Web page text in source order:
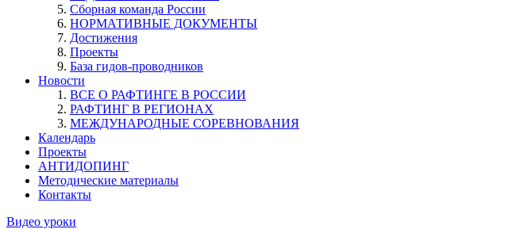
Сборная команда России
НОРМАТИВНЫЕ ДОКУМЕНТЫ
Достижения
Проекты
База гидов-проводников
Новости
ВСЕ О РАФТИНГЕ В РОССИИ
РАФТИНГ В РЕГИОНАХ
МЕЖДУНАРОДНЫЕ СОРЕВНОВАНИЯ
Календарь
Проекты
АНТИДОПИНГ
Методические материалы
Контакты
Видео уроки